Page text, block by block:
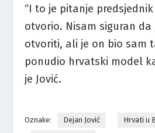
“I to je pitanje
otvorio. Nisam siguran da
otvoriti, ali je on bio sam
ponudio hrvatski model
je Jović.
Oznake: Dejan Jović Hrvati u